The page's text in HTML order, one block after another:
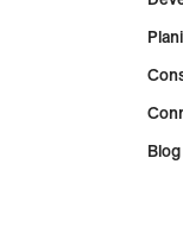
Blog